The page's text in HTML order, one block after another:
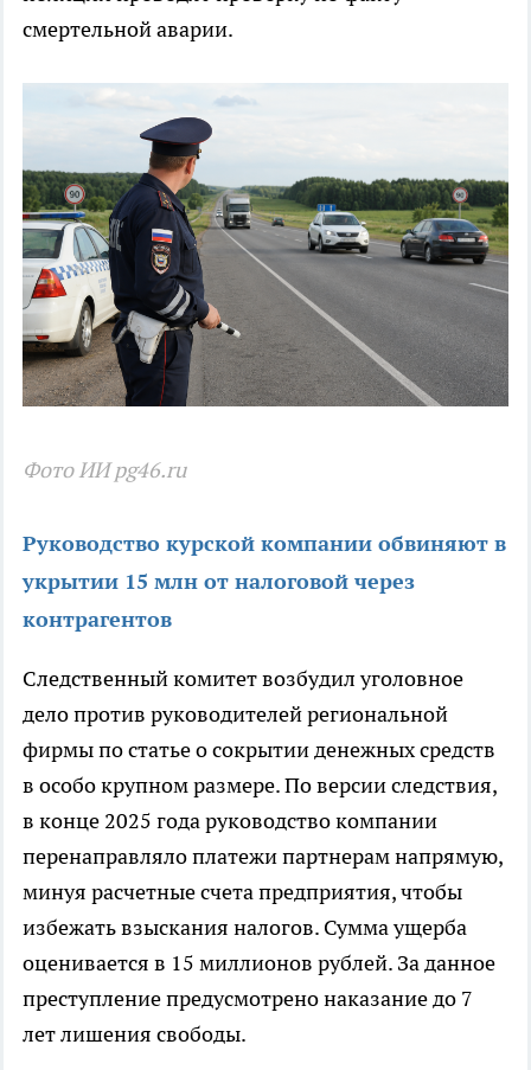
смертельной аварии.
Фото ИИ pg46.ru
Руководство курской компании обвиняют в
укрытии 15 млн от налоговой через
контрагентов
Следственный комитет возбудил уголовное
дело против руководителей региональной
фирмы по статье о сокрытии денежных средств
в особо крупном размере. По версии следствия,
в конце 2025 года руководство компании
перенаправляло платежи партнерам напрямую,
минуя расчетные счета предприятия, чтобы
избежать взыскания налогов. Сумма ущерба
оценивается в 15 миллионов рублей. За данное
преступление предусмотрено наказание до 7
лет лишения свободы.